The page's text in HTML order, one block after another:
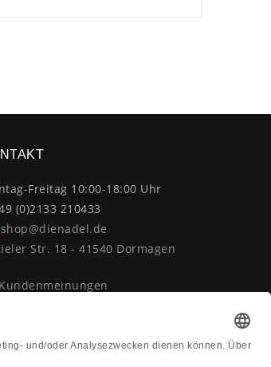
Freitag 10:00-18:00 Uhr
(0)2133 210433
shop@dienadel.de
Str. 18 - 41540 Dormagen
Kundenmeinungen